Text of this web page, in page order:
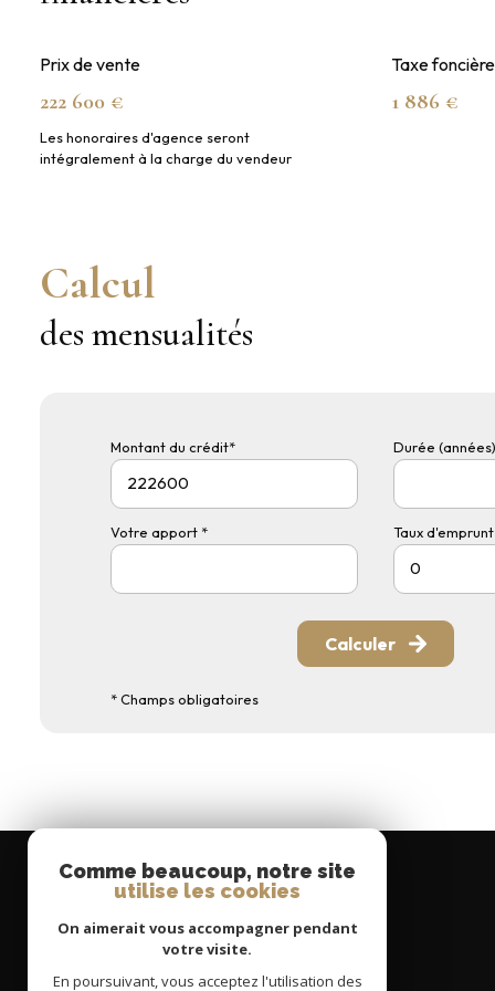
Prix de vente
222 600 €
Les honoraires d'agence seront
intégralement à la charge du vendeur
Taxe
1 886 €
Calcul
des mensualités
Montant du crédit* Durée
Votre apport * Taux d'emprunt
Calculer
* Champs obligatoires
Comme beaucoup, notre site
utilise les cookies
On aimerait vous accompagner pendant
votre visite.
En poursuivant, vous acceptez l'utilisation des